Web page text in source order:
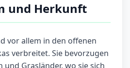
und Herkunft
vor allem in den offenen
verbreitet. Sie bevorzugen
und Grasländer, wo sie sich